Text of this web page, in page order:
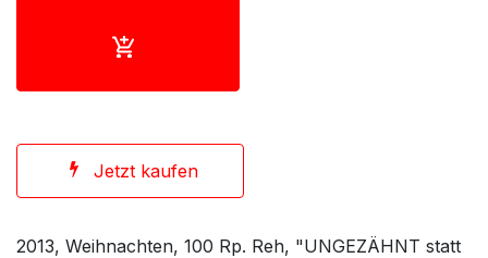
Jetzt kaufen
2013, Weihnachten, 100 Rp. Reh, "UNGEZÄHNT statt